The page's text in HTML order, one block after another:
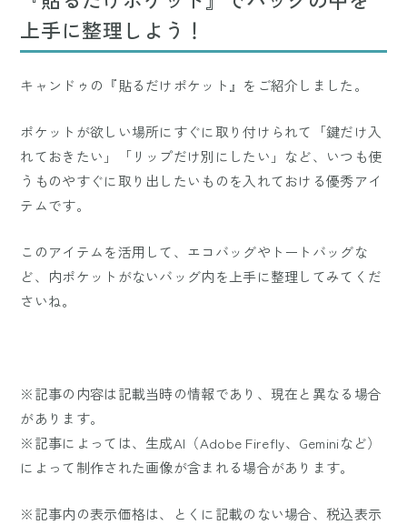
上手に整理しよう！
キャンドゥの『貼るだけポケット』をご紹介しました。
ポケットが欲しい場所にすぐに取り付けられて「鍵だけ入
れておきたい」「リップだけ別にしたい」など、いつも使
うものやすぐに取り出したいものを入れておける優秀アイ
テムです。
このアイテムを活用して、エコバッグやトートバッグな
ど、内ポケットがないバッグ内を上手に整理してみてくだ
さいね。
※記事の内容は記載当時の情報であり、現在と異なる場合
があります。
※記事によっては、生成AI（Adobe Firefly、Geminiなど）
によって制作された画像が含まれる場合があります。
※記事内の表示価格は、とくに記載のない場合、税込表示